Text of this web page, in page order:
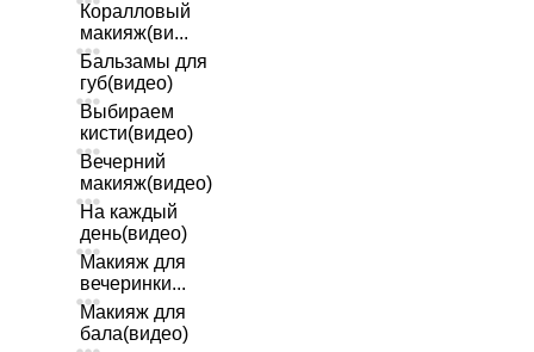
Коралловый
макияж(ви...
Бальзамы для
губ(видео)
Выбираем
кисти(видео)
Вечерний
макияж(видео)
На каждый
день(видео)
Макияж для
вечеринки...
Макияж для
бала(видео)